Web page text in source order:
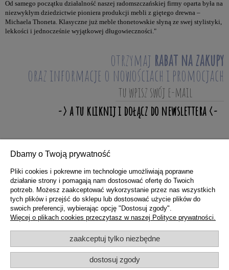
Od samego początku działalność naszej radomszczańskiej firmy oparta była na
niezwykłym dziedzictwie pioniera produkcji mebli z giętego drewna –
Michaela Thoneta. Klasyczne już meble thonetowskie słyną ze swej stylistyki,
lekkości i jednocześnie wyjątkowej długowieczności."
otrzymaj rabat na zakupy
oraz informacje o nowościach i promocjach
ZAKUPY
POMOC
INFORMACJE
Dbamy o Twoją prywatność
Pliki cookies i pokrewne im technologie umożliwiają poprawne
działanie strony i pomagają nam dostosować ofertę do Twoich
potrzeb. Możesz zaakceptować wykorzystanie przez nas wszystkich
tych plików i przejść do sklepu lub dostosować użycie plików do
swoich preferencji, wybierając opcję "Dostosuj zgody".
Więcej o plikach cookies przeczytasz w naszej Polityce prywatności.
zaakceptuj tylko niezbędne
dostosuj zgody